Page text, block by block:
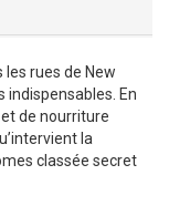
rues de New
En
et de nourriture
la
classée secret